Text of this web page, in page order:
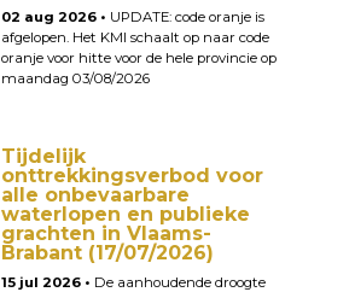
02 aug 2026 • UPDATE: code oranje is
afgelopen. Het KMI schaalt op naar code
oranje voor hitte voor de hele provincie op
maandag 03/08/2026
Tijdelijk
onttrekkingsverbod voor
alle onbevaarbare
waterlopen en publieke
grachten in Vlaams-
Brabant (17/07/2026)
15 jul 2026 • De aanhoudende droogte